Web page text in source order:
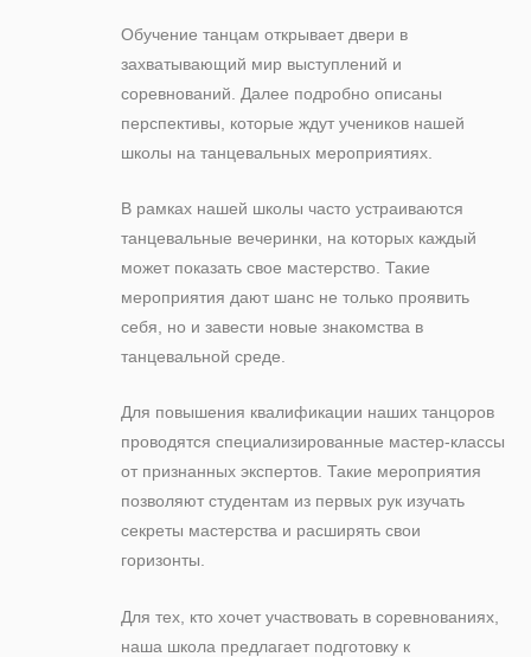
Обучение танцам открывает двери в
захватывающий мир выступлений и
соревнований. Далее подробно описаны
перспективы, которые ждут учеников нашей
школы на танцевальных мероприятиях.
В рамках нашей школы часто устраиваются
танцевальные вечеринки, на которых каждый
может показать свое мастерство. Такие
мероприятия дают шанс не только проявить
себя, но и завести новые знакомства в
танцевальной среде.
Для повышения квалификации наших танцоров
проводятся специализированные мастер-классы
от признанных экспертов. Такие мероприятия
позволяют студентам из первых рук изучать
секреты мастерства и расширять свои
горизонты.
Для тех, кто хочет участвовать в соревнованиях,
наша школа предлагает подготовку к